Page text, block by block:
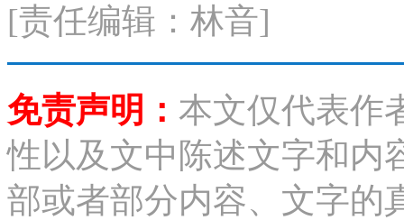
[责任编辑：林音]
免责声明： 本文仅代表作
性以及文中陈述文字和内
部或者部分内容、文字的